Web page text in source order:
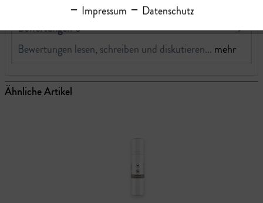
Bewertungen0
Bewertungen lesen, schreiben und diskutieren... mehr
Ähnliche Artikel
Impressum Datenschutz